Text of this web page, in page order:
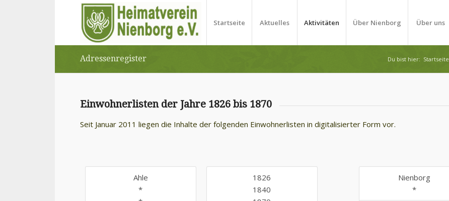
Startseite Aktuelles Aktivitäten Über Nienborg Über uns
Adressenregister Du bist hier: Startseite
Einwohnerlisten der Jahre 1826 bis 1870
Seit Januar 2011 liegen die Inhalte der folgenden Einwohnerlisten in digitalisierter Form vor.
Ahle
*
1826
1840
Nienborg
*